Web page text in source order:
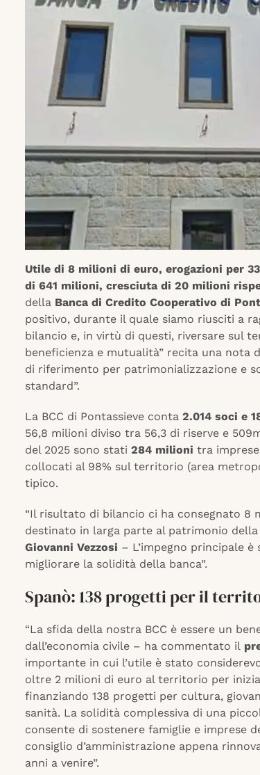
Utile di 8 milioni di euro, erogazioni per
di 641 milioni, cresciuta di 20 milioni
della Banca di Credito Cooperativo di
positivo, durante il quale siamo riusciti a
bilancio e, in virtù di questi, riversare sul
beneficienza e mutualità” recita una nota
di riferimento per patrimonializzazione e
standard”.
La BCC di Pontassieve conta 2.014 soci e
56,8 milioni diviso tra 56,3 di riserve e
del 2025 sono stati 284 milioni tra imprese
collocati al 98% sul territorio (area
tipico.
“Il risultato di bilancio ci ha consegnato 8
destinato in larga parte al patrimonio
Giovanni Vezzosi – L’impegno principale
migliorare la solidità della banca”.
Spanò: 138 progetti per il
“La sfida della nostra BCC è essere un
dall’economia civile – ha commentato il
importante in cui l’utile è stato
oltre 2 milioni di euro al territorio per
finanziando 138 progetti per cultura,
sanità. La solidità complessiva di una
consente di sostenere famiglie e imprese
consiglio d’amministrazione appena
anni a venire”.